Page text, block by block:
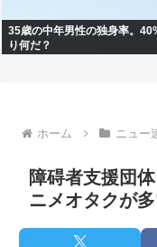
35歳の中年男性の独身率。
り何だ？
ホーム ニュー
障碍者支援団
ニメオタクが